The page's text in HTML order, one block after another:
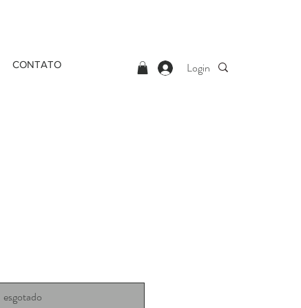
CONTATO Login
esgotado